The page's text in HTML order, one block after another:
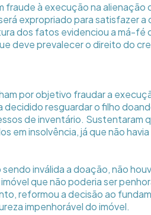
fraude à execução na alienação
expropriado para satisfazer a
dos fatos evidenciou a má-fé
deve prevalecer o direito do
por objetivo fraudar a
resguardar o filho
de inventário. Sustentaram
em insolvência, já que não
inválida a doação, não
que não poderia ser
reformou a decisão ao
impenhorável do imóvel.